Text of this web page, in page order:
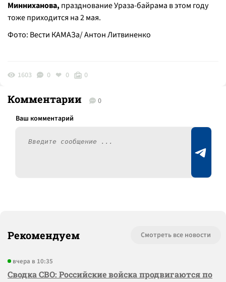
Минниханова, празднование Ураза-байрама в этом году
тоже приходится на 2 мая.
Фото: Вести КАМАЗа/ Антон Литвиненко
1603 0 0 0
Комментарии 0
Рекомендуем Смотреть все новости
вчера в 10:35
Сводка СВО: Российские войска продвигаются по